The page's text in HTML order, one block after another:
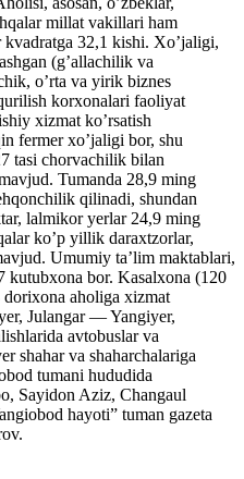
millat vakillari ham
32,1 kishi. Xo’jaligi,
(g’allachilik va
o’rta va yirik biznes
korxonalari faoliyat
xizmat ko’rsatish
fermer xo’jaligi bor, shu
tasi chorvachilik bilan
Tumanda 28,9 ming
qilinadi, shundan
lalmikor yerlar 24,9 ming
ko’p yillik daraxtzorlar,
Umumiy ta’lim maktablari,
kutubxona bor. Kasalxona (120
aholiga xizmat
Julangar — Yangiyer,
avtobuslar va
shahar va shaharchalariga
tumani hududida
Sayidon Aziz, Changaul
hayoti” tuman gazeta